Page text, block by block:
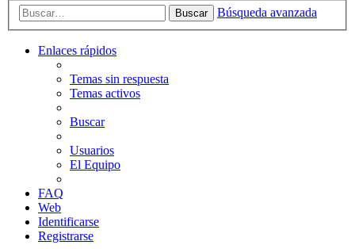
Buscar Búsqueda avanzada
Enlaces rápidos
Temas sin respuesta
Temas activos
Buscar
Usuarios
El Equipo
FAQ
Web
Identificarse
Registrarse